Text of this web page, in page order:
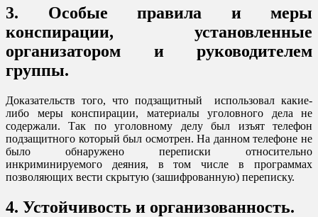
3. Особые правила и меры
конспирации, установленные
организатором и руководителем
группы.
Доказательств того, что подзащитный использовал какие-
либо меры конспирации, материалы уголовного дела не
содержали. Так по уголовному делу был изъят телефон
подзащитного который был осмотрен. На данном телефоне не
было обнаружено переписки относительно
инкриминируемого деяния, в том числе в программах
позволяющих вести скрытую (зашифрованную) переписку.
4. Устойчивость и организованность.